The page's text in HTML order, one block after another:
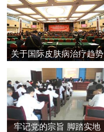
关于国际皮肤病治疗趋势
探
牢记党的宗旨 脚踏实地